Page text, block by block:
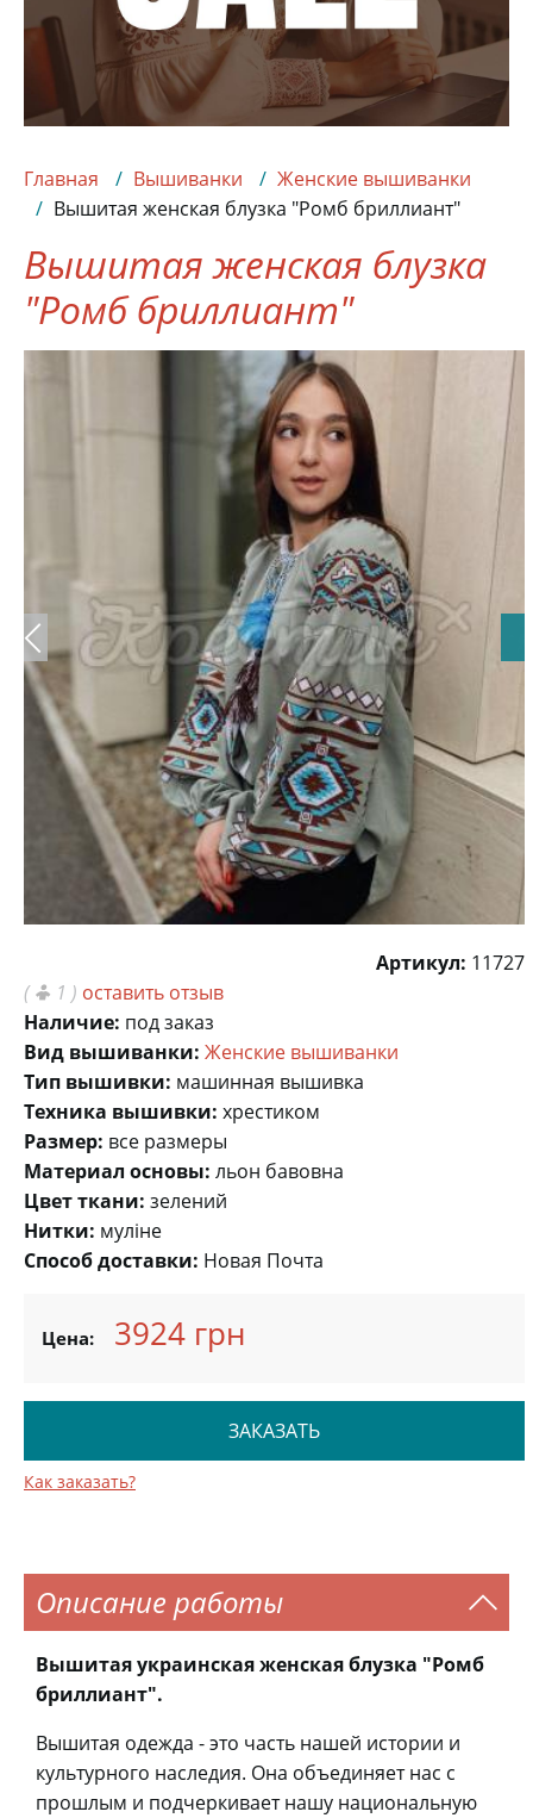
Главная Вышиванки
Женские вышиванки
Вышитая женская блузка "Ромб бриллиант"
Вышитая женская блузка
"Ромб бриллиант"
Артикул: 11727
(
1 ) оставить отзыв
Наличие: под заказ
Вид вышиванки: Женские вышиванки
Тип вышивки: машинная вышивка
Техника вышивки: хрестиком
Размер: все размеры
Материал основы: льон бавовна
Цвет ткани: зелений
Нитки: муліне
Способ доставки: Новая Почта
Цена: 3924 грн
ЗАКАЗАТЬ
Как заказать?
Описание работы
Вышитая украинская женская блузка "Ромб
бриллиант".
Вышитая одежда - это часть нашей истории и
культурного наследия. Она объединяет нас с
прошлым и подчеркивает нашу национальную